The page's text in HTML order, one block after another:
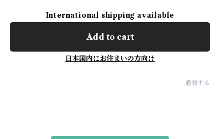
International shipping available
Add to cart
日本国内にお住まいの方向け
通報する